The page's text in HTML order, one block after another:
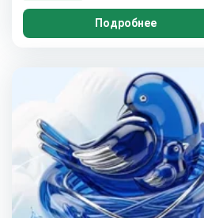
Подробнее